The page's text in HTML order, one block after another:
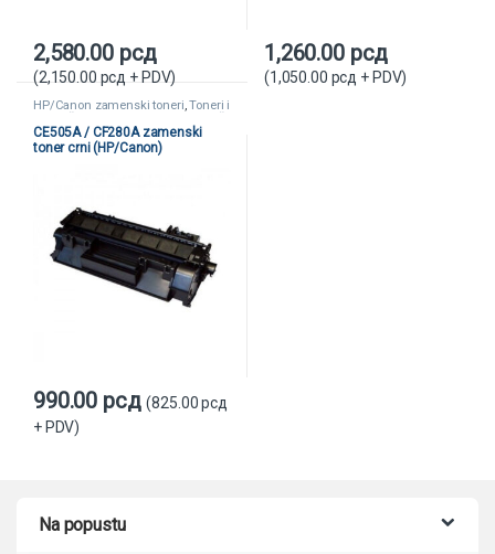
2,580.00 рсд
(2,150.00 рсд + PDV)
1,260.00 рсд
(1,050.00 рсд + PDV)
HP/Canon zamenski toneri,Toneri i
kertridži
Zamenski toneri i kertridži
CE505A / CF280A zamenski
toner crni (HP/Canon)
990.00 рсд (825.00рсд
+ PDV)
Na popustu